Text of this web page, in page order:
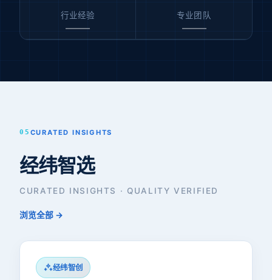
行业经验 专业团队
05 CURATED INSIGHTS
经纬智选
CURATED INSIGHTS · QUALITY VERIFIED
浏览全部 →
经纬智创